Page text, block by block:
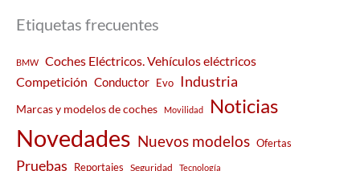
Etiquetas frecuentes
BMW
Coches Eléctricos. Vehículos eléctricos
Competición Conductor Evo Industria
Marcas y modelos de coches Movilidad Noticias
Novedades Nuevos modelos Ofertas
Pruebas Reportajes Seguridad Tecnología